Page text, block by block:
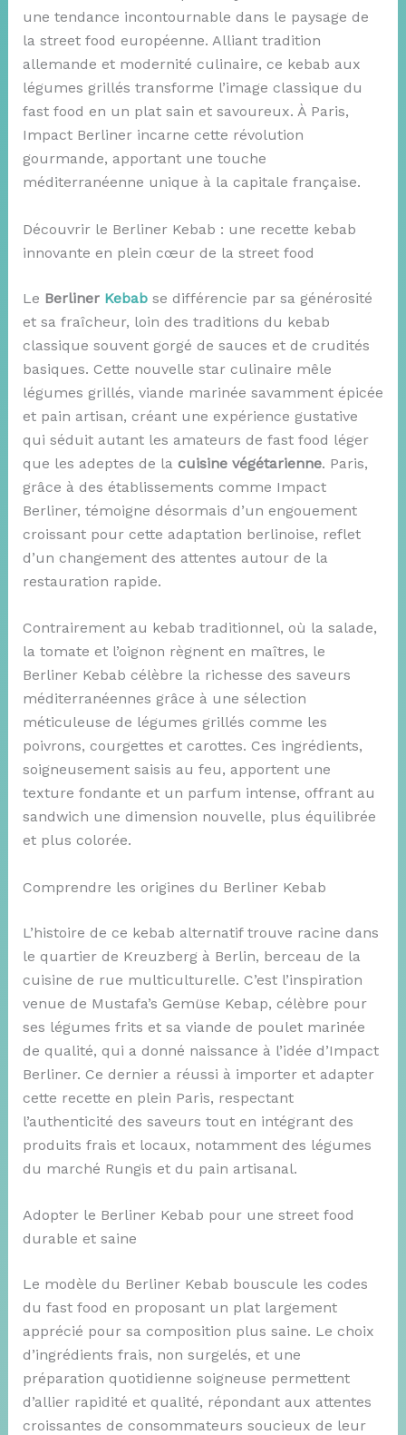
une tendance incontournable dans le paysage de
la street food européenne. Alliant tradition
allemande et modernité culinaire, ce kebab aux
légumes grillés transforme l’image classique du
fast food en un plat sain et savoureux. À Paris,
Impact Berliner incarne cette révolution
gourmande, apportant une touche
méditerranéenne unique à la capitale française.
Découvrir le Berliner Kebab : une recette kebab
innovante en plein cœur de la street food
Le Berliner Kebabse différencie par sa générosité
et sa fraîcheur, loin des traditions du kebab
classique souvent gorgé de sauces et de crudités
basiques. Cette nouvelle star culinaire mêle
légumes grillés, viande marinée savamment épicée
et pain artisan, créant une expérience gustative
qui séduit autant les amateurs de fast food léger
que les adeptes de la cuisine végétarienne. Paris,
grâce à des établissements comme Impact
Berliner, témoigne désormais d’un engouement
croissant pour cette adaptation berlinoise, reflet
d’un changement des attentes autour de la
restauration rapide.
Contrairement au kebab traditionnel, où la salade,
la tomate et l’oignon règnent en maîtres, le
Berliner Kebab célèbre la richesse des saveurs
méditerranéennes grâce à une sélection
méticuleuse de légumes grillés comme les
poivrons, courgettes et carottes. Ces ingrédients,
soigneusement saisis au feu, apportent une
texture fondante et un parfum intense, offrant au
sandwich une dimension nouvelle, plus équilibrée
et plus colorée.
Comprendre les origines du Berliner Kebab
L’histoire de ce kebab alternatif trouve racine dans
le quartier de Kreuzberg à Berlin, berceau de la
cuisine de rue multiculturelle. C’est l’inspiration
venue de Mustafa’s Gemüse Kebap, célèbre pour
ses légumes frits et sa viande de poulet marinée
de qualité, qui a donné naissance à l’idée d’Impact
Berliner. Ce dernier a réussi à importer et adapter
cette recette en plein Paris, respectant
l’authenticité des saveurs tout en intégrant des
produits frais et locaux, notamment des légumes
du marché Rungis et du pain artisanal.
Adopter le Berliner Kebab pour une street food
durable et saine
Le modèle du Berliner Kebab bouscule les codes
du fast food en proposant un plat largement
apprécié pour sa composition plus saine. Le choix
d’ingrédients frais, non surgelés, et une
préparation quotidienne soigneuse permettent
d’allier rapidité et qualité, répondant aux attentes
croissantes de consommateurs soucieux de leur